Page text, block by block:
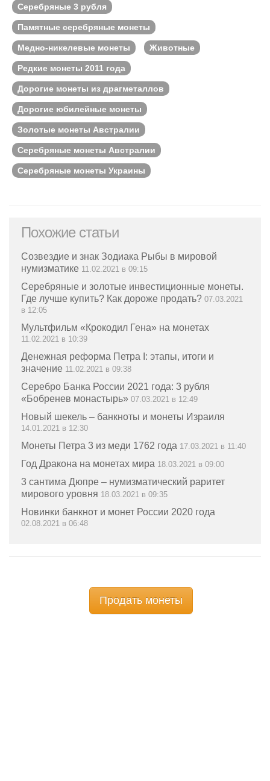
Серебряные 3 рубля
Памятные серебряные монеты
Медно-никелевые монеты Животные
Редкие монеты 2011 года
Дорогие монеты из драгметаллов
Дорогие юбилейные монеты
Золотые монеты Австралии
Серебряные монеты Австралии
Серебряные монеты Украины
Похожие статьи
Созвездие и знак Зодиака Рыбы в мировой
нумизматике 11.02.2021 в 09:15
Серебряные и золотые инвестиционные монеты.
Где лучше купить? Как дороже продать? 07.03.2021
в 12:05
Мультфильм «Крокодил Гена» на монетах
11.02.2021 в 10:39
Денежная реформа Петра I: этапы, итоги и
значение 11.02.2021 в 09:38
Серебро Банка России 2021 года: 3 рубля
«Бобренев монастырь» 07.03.2021 в 12:49
Новый шекель – банкноты и монеты Израиля
14.01.2021 в 12:30
Монеты Петра 3 из меди 1762 года 17.03.2021 в 11:40
Год Дракона на монетах мира 18.03.2021 в 09:00
3 сантима Дюпре – нумизматический раритет
мирового уровня 18.03.2021 в 09:35
Новинки банкнот и монет России 2020 года
02.08.2021 в 06:48
Продать монеты